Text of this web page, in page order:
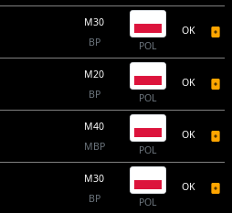
M30
BP
POL
OK
M20
BP
POL
OK
M40
MBP
POL
OK
M30
BP
POL
OK